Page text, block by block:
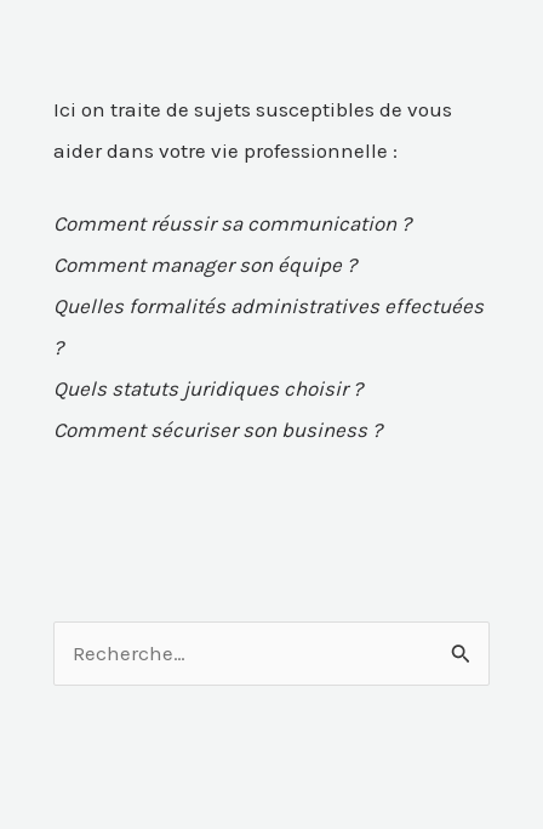
Ici on traite de sujets susceptibles de vous
aider dans votre vie professionnelle :
Comment réussir sa communication ?
Comment manager son équipe ?
Quelles formalités administratives effectuées
?
Quels statuts juridiques choisir ?
Comment sécuriser son business ?